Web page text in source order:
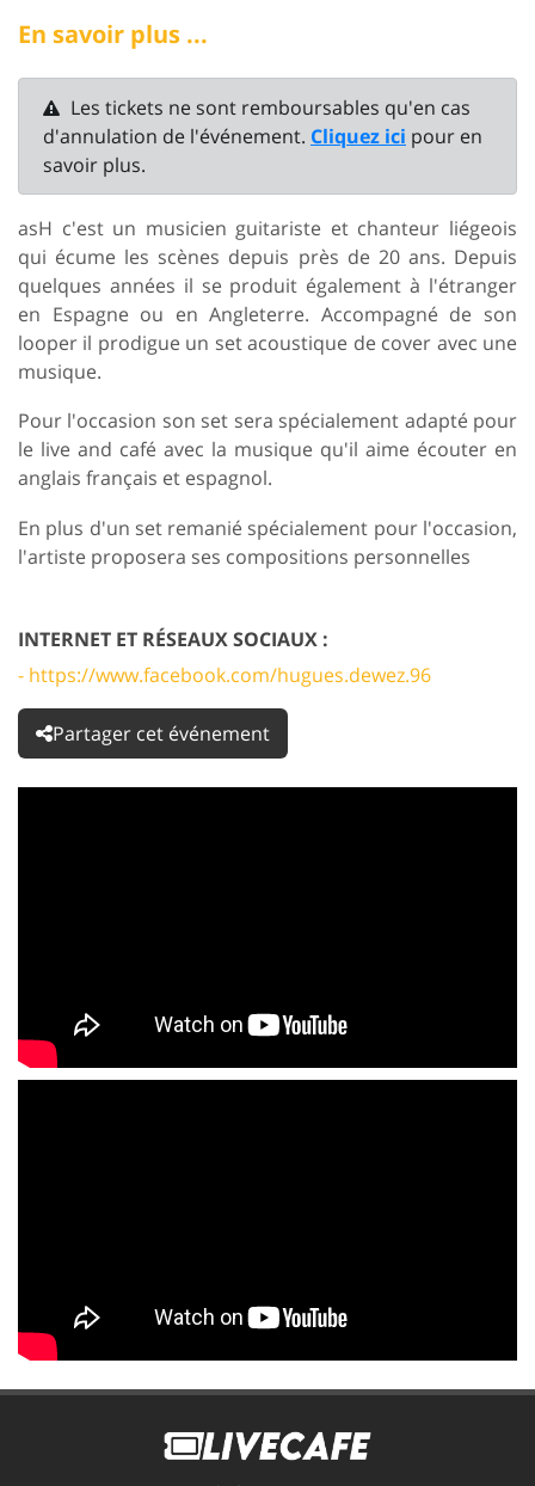
En savoir plus ...
Les tickets ne sont remboursables qu'en cas
d'annulation de l'événement. Cliquez ici pour en
savoir plus.
asH c'est un musicien guitariste et chanteur liégeois
qui écume les scènes depuis près de 20 ans. Depuis
quelques années il se produit également à l'étranger
en Espagne ou en Angleterre. Accompagné de son
looper il prodigue un set acoustique de cover avec une
musique.
Pour l'occasion son set sera spécialement adapté pour
le live and café avec la musique qu'il aime écouter en
anglais français et espagnol.
En plus d'un set remanié spécialement pour l'occasion,
l'artiste proposera ses compositions personnelles
INTERNET ET RÉSEAUX SOCIAUX :
- https://www.facebook.com/hugues.dewez.96
Partager cet événement